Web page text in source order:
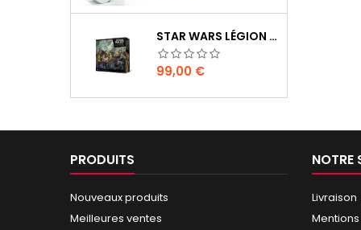
STAR WARS LÉGION : BOÎTE DE BASE CLONE WARS
Prix
99,00 €
PRODUITS
Nouveaux produits
Meilleures ventes
NOTRE
Livraison